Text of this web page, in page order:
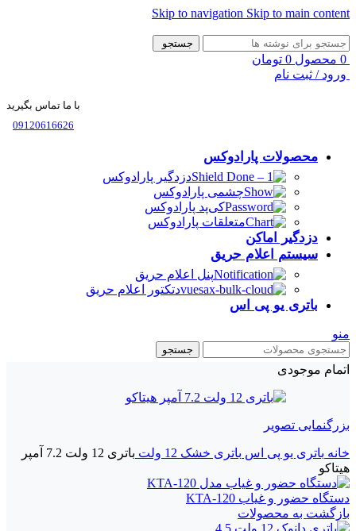
Skip to navigation Skip to main content
جستجو
0 محصول 0 تومان
ورود / ثبت نام
با ما تماس بگیرید
09120616626
محصولات پارادوکس
دزدگیر پارادوکس
چشمی پارادوکس
کی‌پد پارادوکس
متعلقات پارادوکس
دزدگیر اماکن
سیستم اعلام حریق
پنل اعلام حریق
دتکتور اعلام حریق
باتری یو پی اس
منو
جستجو
اتمام موجودی
بزرگنمایی تصویر
خانه باتری یو پی اس باتری خشک 12 ولت
باتری 12 ولت 7.2 آمپر
هیتاکو
دستگاه حضور و غياب KTA-120
بازگشت به محصولات